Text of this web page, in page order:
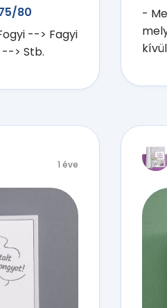
-
80
--> Fagyi
> Stb.
1 éve